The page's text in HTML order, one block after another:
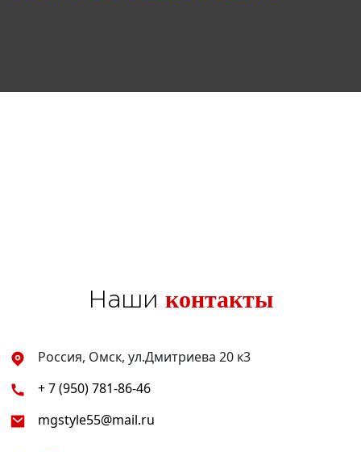
Наши контакты
Россия, Омск, ул.Дмитриева 20 к3
+ 7 (950) 781-86-46
mgstyle55@mail.ru